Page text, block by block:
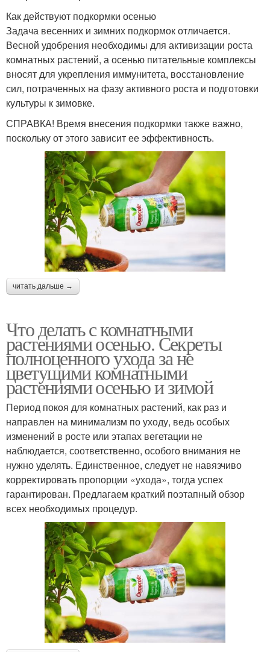
Как действуют подкормки осенью
Задача весенних и зимних подкормок отличается.
Весной удобрения необходимы для активизации роста
комнатных растений, а осенью питательные комплексы
вносят для укрепления иммунитета, восстановление
сил, потраченных на фазу активного роста и подготовки
культуры к зимовке.
СПРАВКА! Время внесения подкормки также важно,
поскольку от этого зависит ее эффективность.
читать дальше →
Что делать с комнатными
растениями осенью. Секреты
полноценного ухода за не
цветущими комнатными
растениями осенью и зимой
Период покоя для комнатных растений, как раз и
направлен на минимализм по уходу, ведь особых
изменений в росте или этапах вегетации не
наблюдается, соответственно, особого внимания не
нужно уделять. Единственное, следует не навязчиво
корректировать пропорции «ухода», тогда успех
гарантирован. Предлагаем краткий поэтапный обзор
всех необходимых процедур.